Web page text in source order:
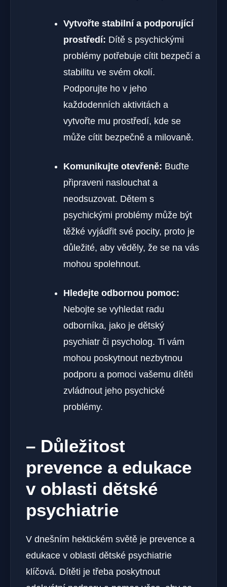
Vytvořte stabilní a podporující
prostředí: Dítě s psychickými
problémy potřebuje cítit bezpečí a
stabilitu ve svém okolí.
Podporujte ho v jeho
každodenních aktivitách a
vytvořte mu prostředí, kde se
může cítit bezpečně a milovaně.
Komunikujte otevřeně: Buďte
připraveni naslouchat a
neodsuzovat. Dětem s
psychickými problémy může být
těžké vyjádřit své pocity, proto je
důležité, aby věděly, že se na vás
mohou spolehnout.
Hledejte odbornou pomoc:
Nebojte se vyhledat radu
odborníka, jako je dětský
psychiatr či psycholog. Ti vám
mohou poskytnout nezbytnou
podporu a pomoci vašemu dítěti
zvládnout jeho psychické
problémy.
– Důležitost
prevence a edukace
v oblasti dětské
psychiatrie
V dnešním hektickém světě je prevence a
edukace v oblasti dětské psychiatrie
klíčová. Dítěti je třeba poskytnout